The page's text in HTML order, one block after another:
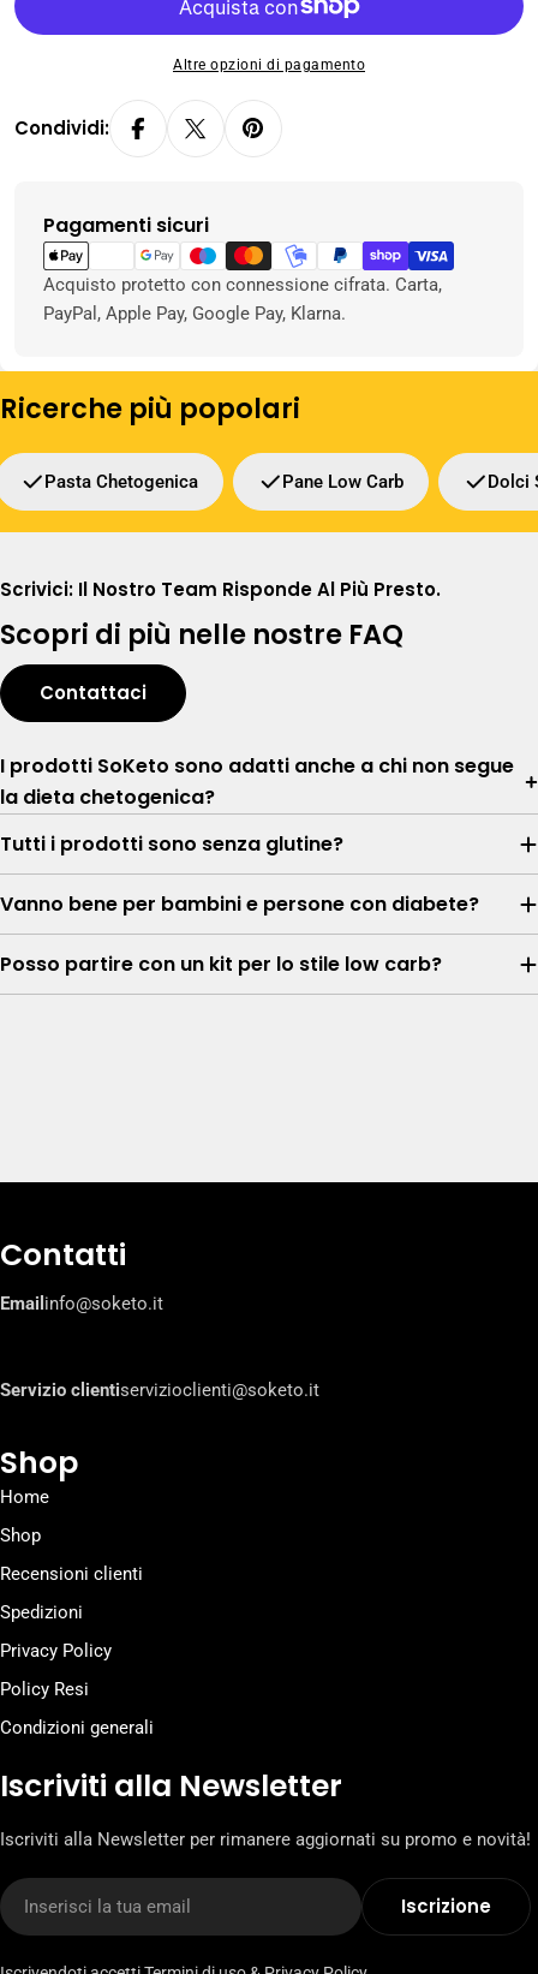
Altre opzioni di pagamento
Condividi:
Pagamenti sicuri
Metodi
di
pagamento
Acquisto protetto con connessione cifrata. Carta,
PayPal, Apple Pay, Google Pay, Klarna.
Ricerche più popolari
Pasta Chetogenica Pane Low Carb Dolci
Scrivici: Il Nostro Team Risponde Al Più Presto.
Scopri di più nelle nostre FAQ
Contattaci
I prodotti SoKeto sono adatti anche a chi non segue
la dieta chetogenica?
Tutti i prodotti sono senza glutine?
Vanno bene per bambini e persone con diabete?
Posso partire con un kit per lo stile low carb?
Contatti
Email info@soketo.it
Servizio clientiservizioclienti@soketo.it
Shop
Home
Shop
Recensioni clienti
Spedizioni
Privacy Policy
Policy Resi
Condizioni generali
Iscriviti alla Newsletter
Iscriviti alla Newsletter per rimanere aggiornati su promo e novità!
E-
mail
Iscrizione